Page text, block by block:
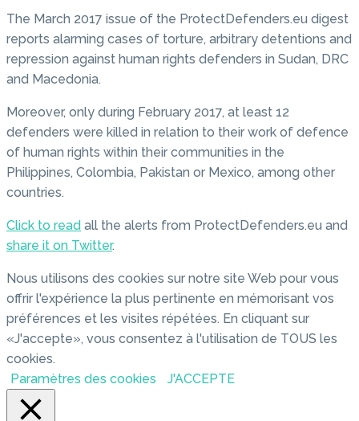
The March 2017 issue of the ProtectDefenders.eu digest
reports alarming cases of torture, arbitrary detentions and
repression against human rights defenders in Sudan, DRC
and Macedonia.
Moreover, only during February 2017, at least 12
defenders were killed in relation to their work of defence
of human rights within their communities in the
Philippines, Colombia, Pakistan or Mexico, among other
countries.
Click to read all the alerts from ProtectDefenders.eu and
share it on Twitter.
Nous utilisons des cookies sur notre site Web pour vous
offrir l'expérience la plus pertinente en mémorisant vos
préférences et les visites répétées. En cliquant sur
«J'accepte», vous consentez à l'utilisation de TOUS les
cookies.
Paramètres des cookies
J'ACCEPTE